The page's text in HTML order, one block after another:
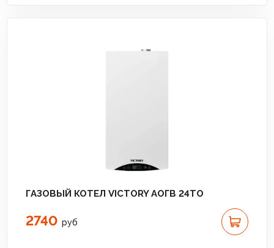
ГАЗОВЫЙ КОТЕЛ VICTORY АОГВ 24TО
2740 руб